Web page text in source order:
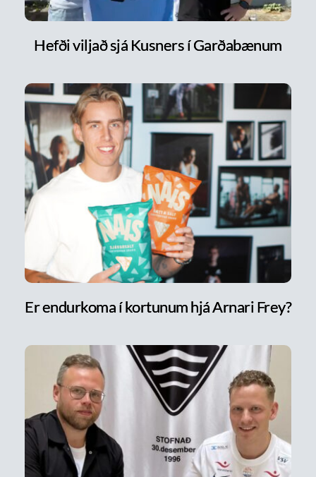
Hefði viljað sjá Kusners í Garðabænum
Er endurkoma í kortunum hjá Arnari Frey?